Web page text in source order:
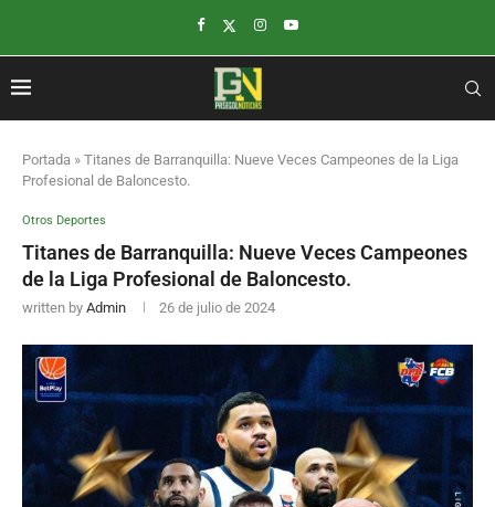
Portada » Titanes de Barranquilla: Nueve Veces Campeones de la Liga
Profesional de Baloncesto.
Otros Deportes
Titanes de Barranquilla: Nueve Veces Campeones
de la Liga Profesional de Baloncesto.
written by Admin 26 de julio de 2024